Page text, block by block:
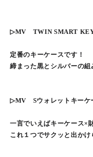
▷MV TWIN SMART
定番のキーケースです！
締まった黒とシルバーの組
▷MV Sウォレットキー
一言でいえばキーケース×
これ１つでサクッと出か